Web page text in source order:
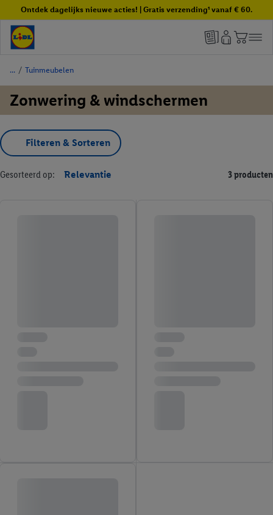
Ontdek dagelijks nieuwe acties! | Gratis verzending¹ vanaf € 60.
/ Tuinmeubelen
Zonwering & windschermen
Filteren & Sorteren
Gesorteerd op: Relevantie 3 producten